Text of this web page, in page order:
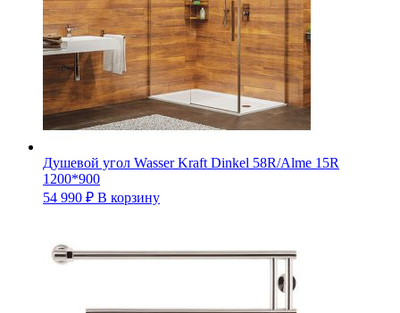
Душевой угол Wasser Kraft Dinkel 58R/Alme 15R
1200*900
54 990 ₽ В корзину